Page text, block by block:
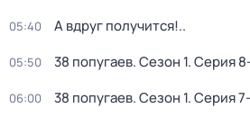
05:40 А вдруг получится!..
05:50 38 попугаев. Сезон 1. Серия
06:00 38 попугаев. Сезон 1. Серия